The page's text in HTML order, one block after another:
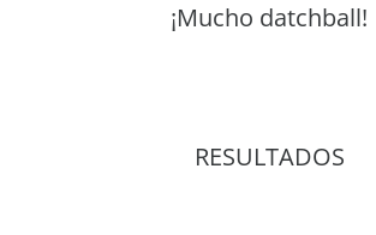
¡Mucho datchball!
RESULTADOS